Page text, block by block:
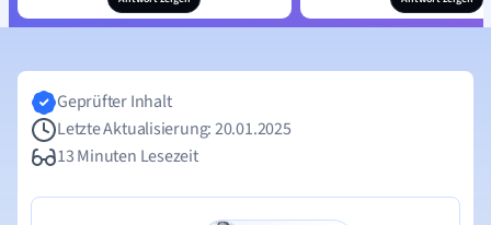
Geprüfter Inhalt
Letzte Aktualisierung: 20.01.2025
13 Minuten Lesezeit